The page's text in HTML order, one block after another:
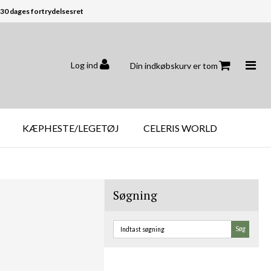
30 dages fortrydelsesret
Log ind Din indkøbskurv er tom
KÆPHESTE/LEGETØJ CELERIS WORLD
Søgning
Søg